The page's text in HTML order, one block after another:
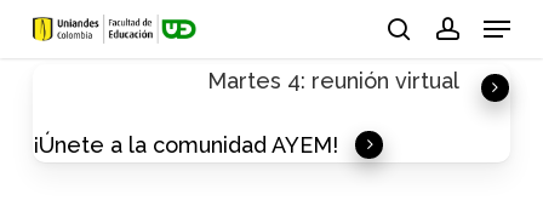
Skip
Menu
Martes 4: reunión virtual
¡Únete a la comunidad AYEM!